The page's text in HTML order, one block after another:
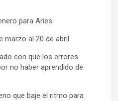
para Aries
marzo al 20 de abril
con que los errores
no haber aprendido de
que baje el ritmo para